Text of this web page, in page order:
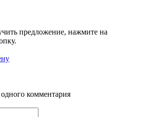
предложение, нажмите на
комментария